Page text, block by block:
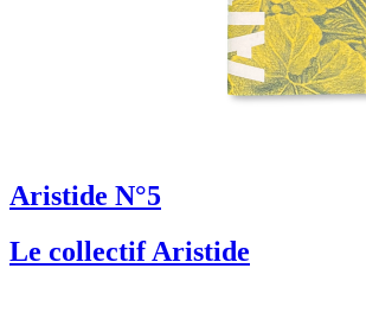
Aristide N°5
Le collectif Aristide